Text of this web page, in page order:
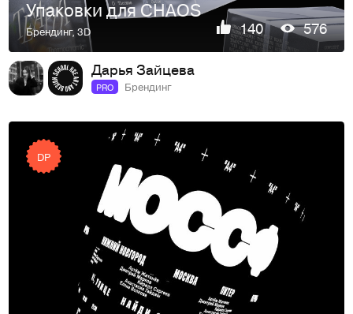
Упаковки для CHAOS
Брендинг,3D 140 576
Дарья Зайцева
PRO Брендинг
DP